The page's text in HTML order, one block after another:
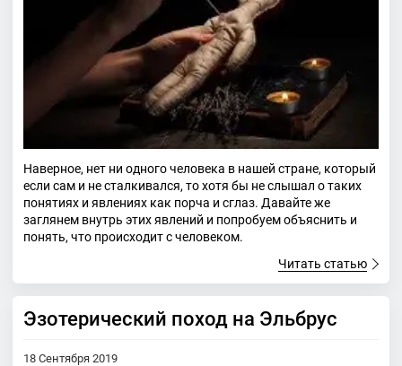
Наверное, нет ни одного человека в нашей стране, который
если сам и не сталкивался, то хотя бы не слышал о таких
понятиях и явлениях как порча и сглаз. Давайте же
заглянем внутрь этих явлений и попробуем объяснить и
понять, что происходит с человеком.
Читать статью
Эзотерический поход на Эльбрус
18 Сентября 2019